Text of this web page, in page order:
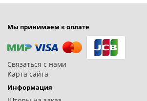
Мы принимаем к оплате
Связаться с нами
Карта сайта
Информация